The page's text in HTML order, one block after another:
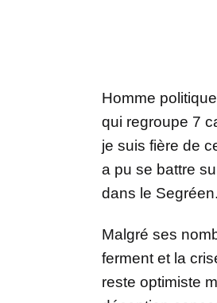
Homme
qui regroupe 7
je suis fière de
a pu se battre
dans le Segréen.
Malgré ses
ferment et la
reste optimiste